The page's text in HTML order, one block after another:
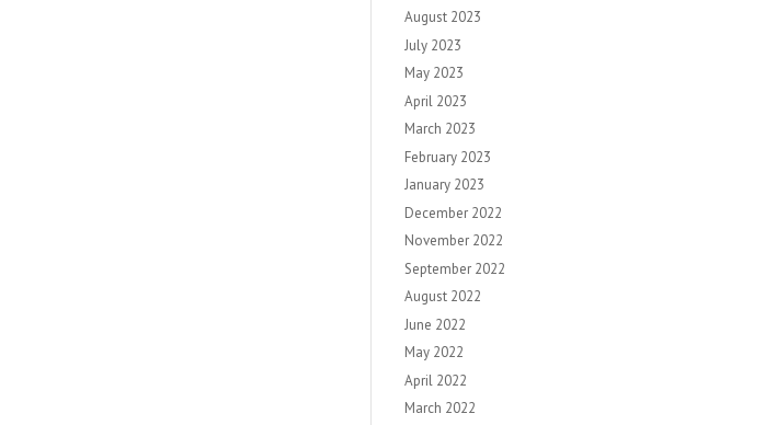
August 2023
July 2023
May 2023
April 2023
March 2023
February 2023
January 2023
December 2022
November 2022
September 2022
August 2022
June 2022
May 2022
April 2022
March 2022